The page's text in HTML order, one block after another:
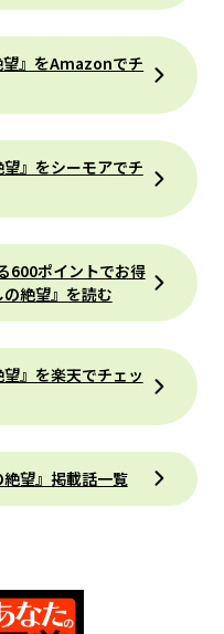
』をAmazonでチ
』をシーモアでチ
600ポイントでお得
絶望』を読む
』を楽天でチェッ
望』掲載話一覧